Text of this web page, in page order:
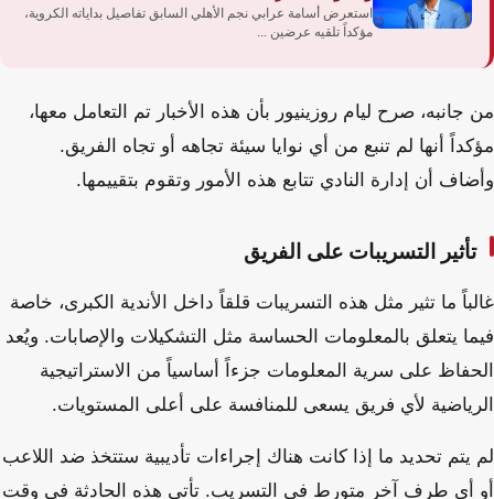
استعرض أسامة عرابي نجم الأهلي السابق تفاصيل بداياته الكروية،
مؤكداً تلقيه عرضين ...
من جانبه، صرح ليام روزينيور بأن هذه الأخبار تم التعامل معها،
مؤكداً أنها لم تنبع من أي نوايا سيئة تجاهه أو تجاه الفريق.
وأضاف أن إدارة النادي تتابع هذه الأمور وتقوم بتقييمها.
تأثير التسريبات على الفريق
غالباً ما تثير مثل هذه التسريبات قلقاً داخل الأندية الكبرى، خاصة
فيما يتعلق بالمعلومات الحساسة مثل التشكيلات والإصابات. ويُعد
الحفاظ على سرية المعلومات جزءاً أساسياً من الاستراتيجية
الرياضية لأي فريق يسعى للمنافسة على أعلى المستويات.
لم يتم تحديد ما إذا كانت هناك إجراءات تأديبية ستتخذ ضد اللاعب
أو أي طرف آخر متورط في التسريب. تأتي هذه الحادثة في وقت